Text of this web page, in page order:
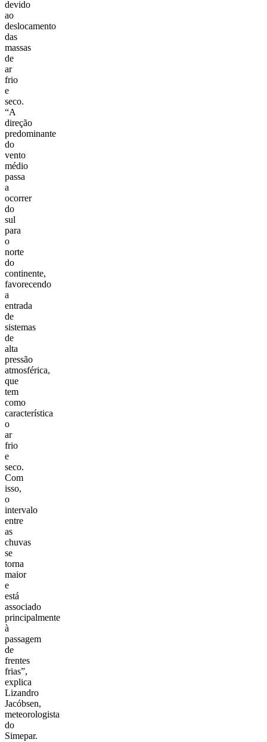
devido
ao
deslocamento
das
massas
de
ar
frio
e
seco.
“A
direção
predominante
do
vento
médio
passa
a
ocorrer
do
sul
para
o
norte
do
continente,
favorecendo
a
entrada
de
sistemas
de
alta
pressão
atmosférica,
que
tem
como
característica
o
ar
frio
e
seco.
Com
isso,
o
intervalo
entre
as
chuvas
se
torna
maior
e
está
associado
principalmente
à
passagem
de
frentes
frias”,
explica
Lizandro
Jacóbsen,
meteorologista
do
Simepar.